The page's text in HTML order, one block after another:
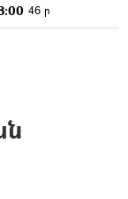
46 ր